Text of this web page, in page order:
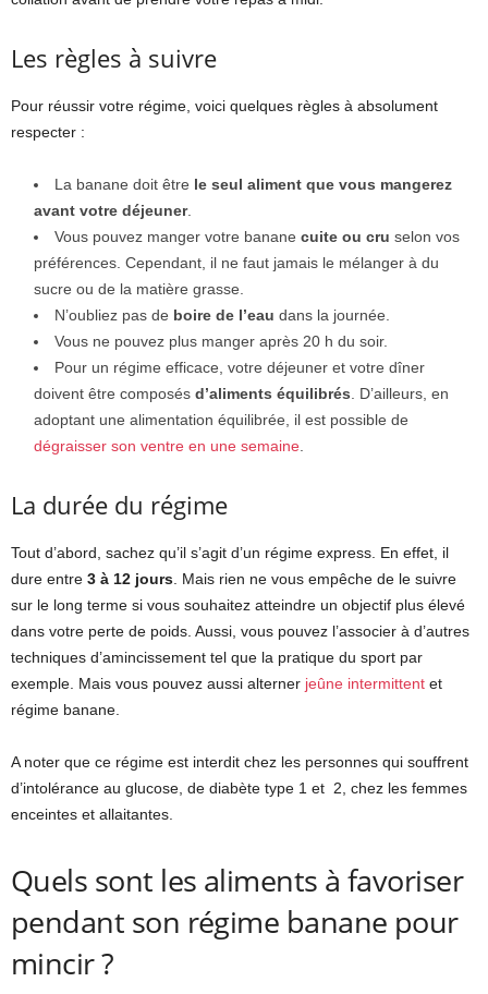
Les règles à suivre
Pour réussir votre régime, voici quelques règles à absolument
respecter :
La banane doit être le seul aliment que vous mangerez
avant votre déjeuner.
Vous pouvez manger votre banane cuite ou cru selon vos
préférences. Cependant, il ne faut jamais le mélanger à du
sucre ou de la matière grasse.
N’oubliez pas de boire de l’eau dans la journée.
Vous ne pouvez plus manger après 20 h du soir.
Pour un régime efficace, votre déjeuner et votre dîner
doivent être composés d’aliments équilibrés . D’ailleurs, en
adoptant une alimentation équilibrée, il est possible de
dégraisser son ventre en une semaine
La durée du régime
Tout d’abord, sachez qu’il s’agit d’un régime express. En effet, il
dure entre 3 à 12 jours . Mais rien ne vous empêche de le suivre
sur le long terme si vous souhaitez atteindre un objectif plus élevé
dans votre perte de poids. Aussi, vous pouvez l’associer à d’autres
techniques d’amincissement tel que la pratique du sport par
exemple. Mais vous pouvez aussi alterner jeûne intermittent et
régime banane.
A noter que ce régime est interdit chez les personnes qui souffrent
d’intolérance au glucose, de diabète type 1 et 2, chez les femmes
enceintes et allaitantes.
Quels sont les aliments à favoriser
pendant son régime banane pour
mincir ?